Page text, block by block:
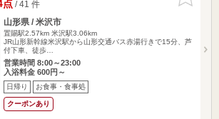
点/ 41 件
山形県 / 米沢市
置賜駅2.57km 米沢駅3.06km
JR山形新幹線米沢駅から山形交通バス赤湯行きで15分、芦
付下車、徒歩…
営業時間 8:00～23:00
入浴料金 600円～
日帰り お食事・食事処
クーポンあり